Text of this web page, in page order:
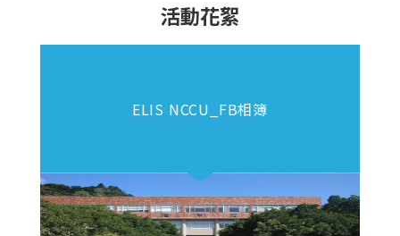
活動花絮
ELIS NCCU_FB相簿